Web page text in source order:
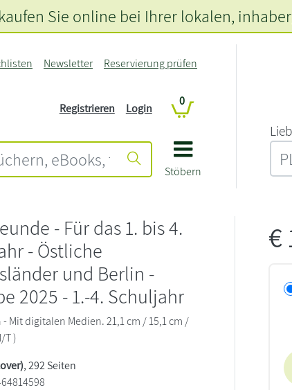
Stöbern
Newsletter Reservierung prüfen
Registrieren Login
0
kaufen Sie online bei Ihrer lokalen,
- Für das 1. bis 4.
- Östliche
und Berlin -
2025 - 1.-4. Schuljahr
Mit digitalen Medien. 21,1 cm / 15,1 cm /
T )
, 292 Seiten
€